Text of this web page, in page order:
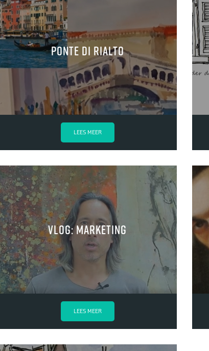
ponte di rialto
LEES MEER
vlog: marketing
LEES MEER